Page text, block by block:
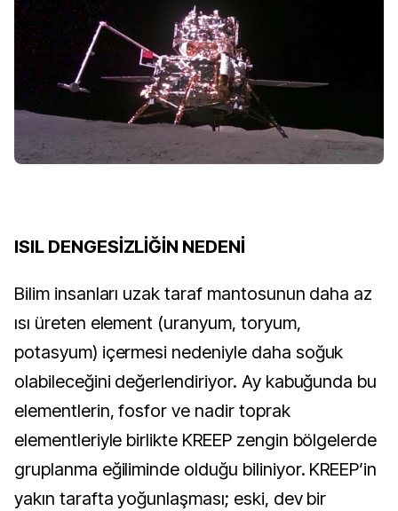
ISIL DENGESİZLİĞİN NEDENİ
Bilim insanları uzak taraf mantosunun daha az
ısı üreten element (uranyum, toryum,
potasyum) içermesi nedeniyle daha soğuk
olabileceğini değerlendiriyor. Ay kabuğunda bu
elementlerin, fosfor ve nadir toprak
elementleriyle birlikte KREEP zengin bölgelerde
gruplanma eğiliminde olduğu biliniyor. KREEP’in
yakın tarafta yoğunlaşması; eski, dev bir